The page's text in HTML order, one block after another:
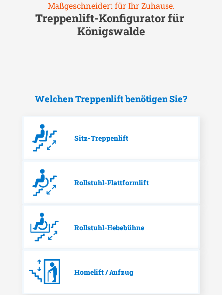
Maßgeschneidert für Ihr Zuhause.
Treppenlift-Konfigurator für
Königswalde
Welchen Treppenlift benötigen Sie?
Sitz-Treppenlift
Rollstuhl-Plattformlift
Rollstuhl-Hebebühne
Homelift / Aufzug